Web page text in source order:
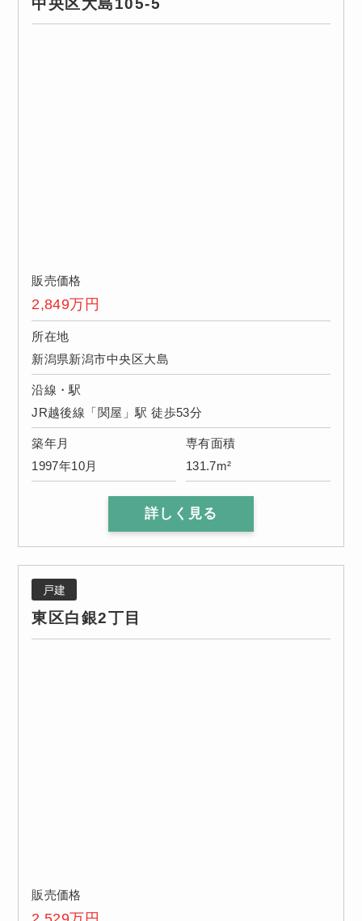
販売価格
2,849万円
所在地
新潟県新潟市中央区大島
沿線・駅
JR越後線「関屋」駅 徒歩53分
築年月
1997年10月
専有面積
131.7m²
詳しく見る
戸建
東区白銀2丁目
販売価格